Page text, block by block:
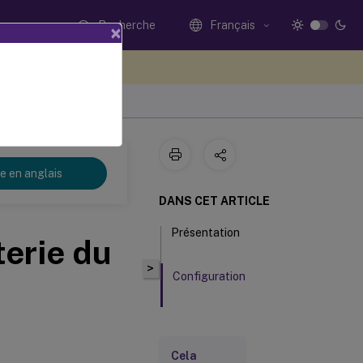
Recherche Français
en anglais
du
>
DANS CET ARTICLE
Présentation
Configuration
Cela
×